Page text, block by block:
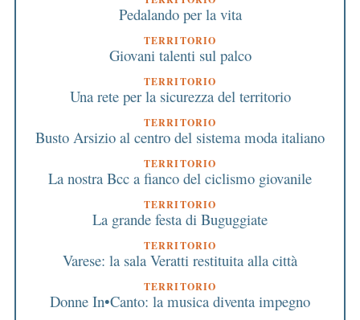
Pedalando per la vita
TERRITORIO
Giovani talenti sul palco
TERRITORIO
Una rete per la sicurezza del territorio
TERRITORIO
Busto Arsizio al centro del sistema moda italiano
TERRITORIO
La nostra Bcc a fianco del ciclismo giovanile
TERRITORIO
La grande festa di Buguggiate
TERRITORIO
Varese: la sala Veratti restituita alla città
TERRITORIO
Donne In•Canto: la musica diventa impegno